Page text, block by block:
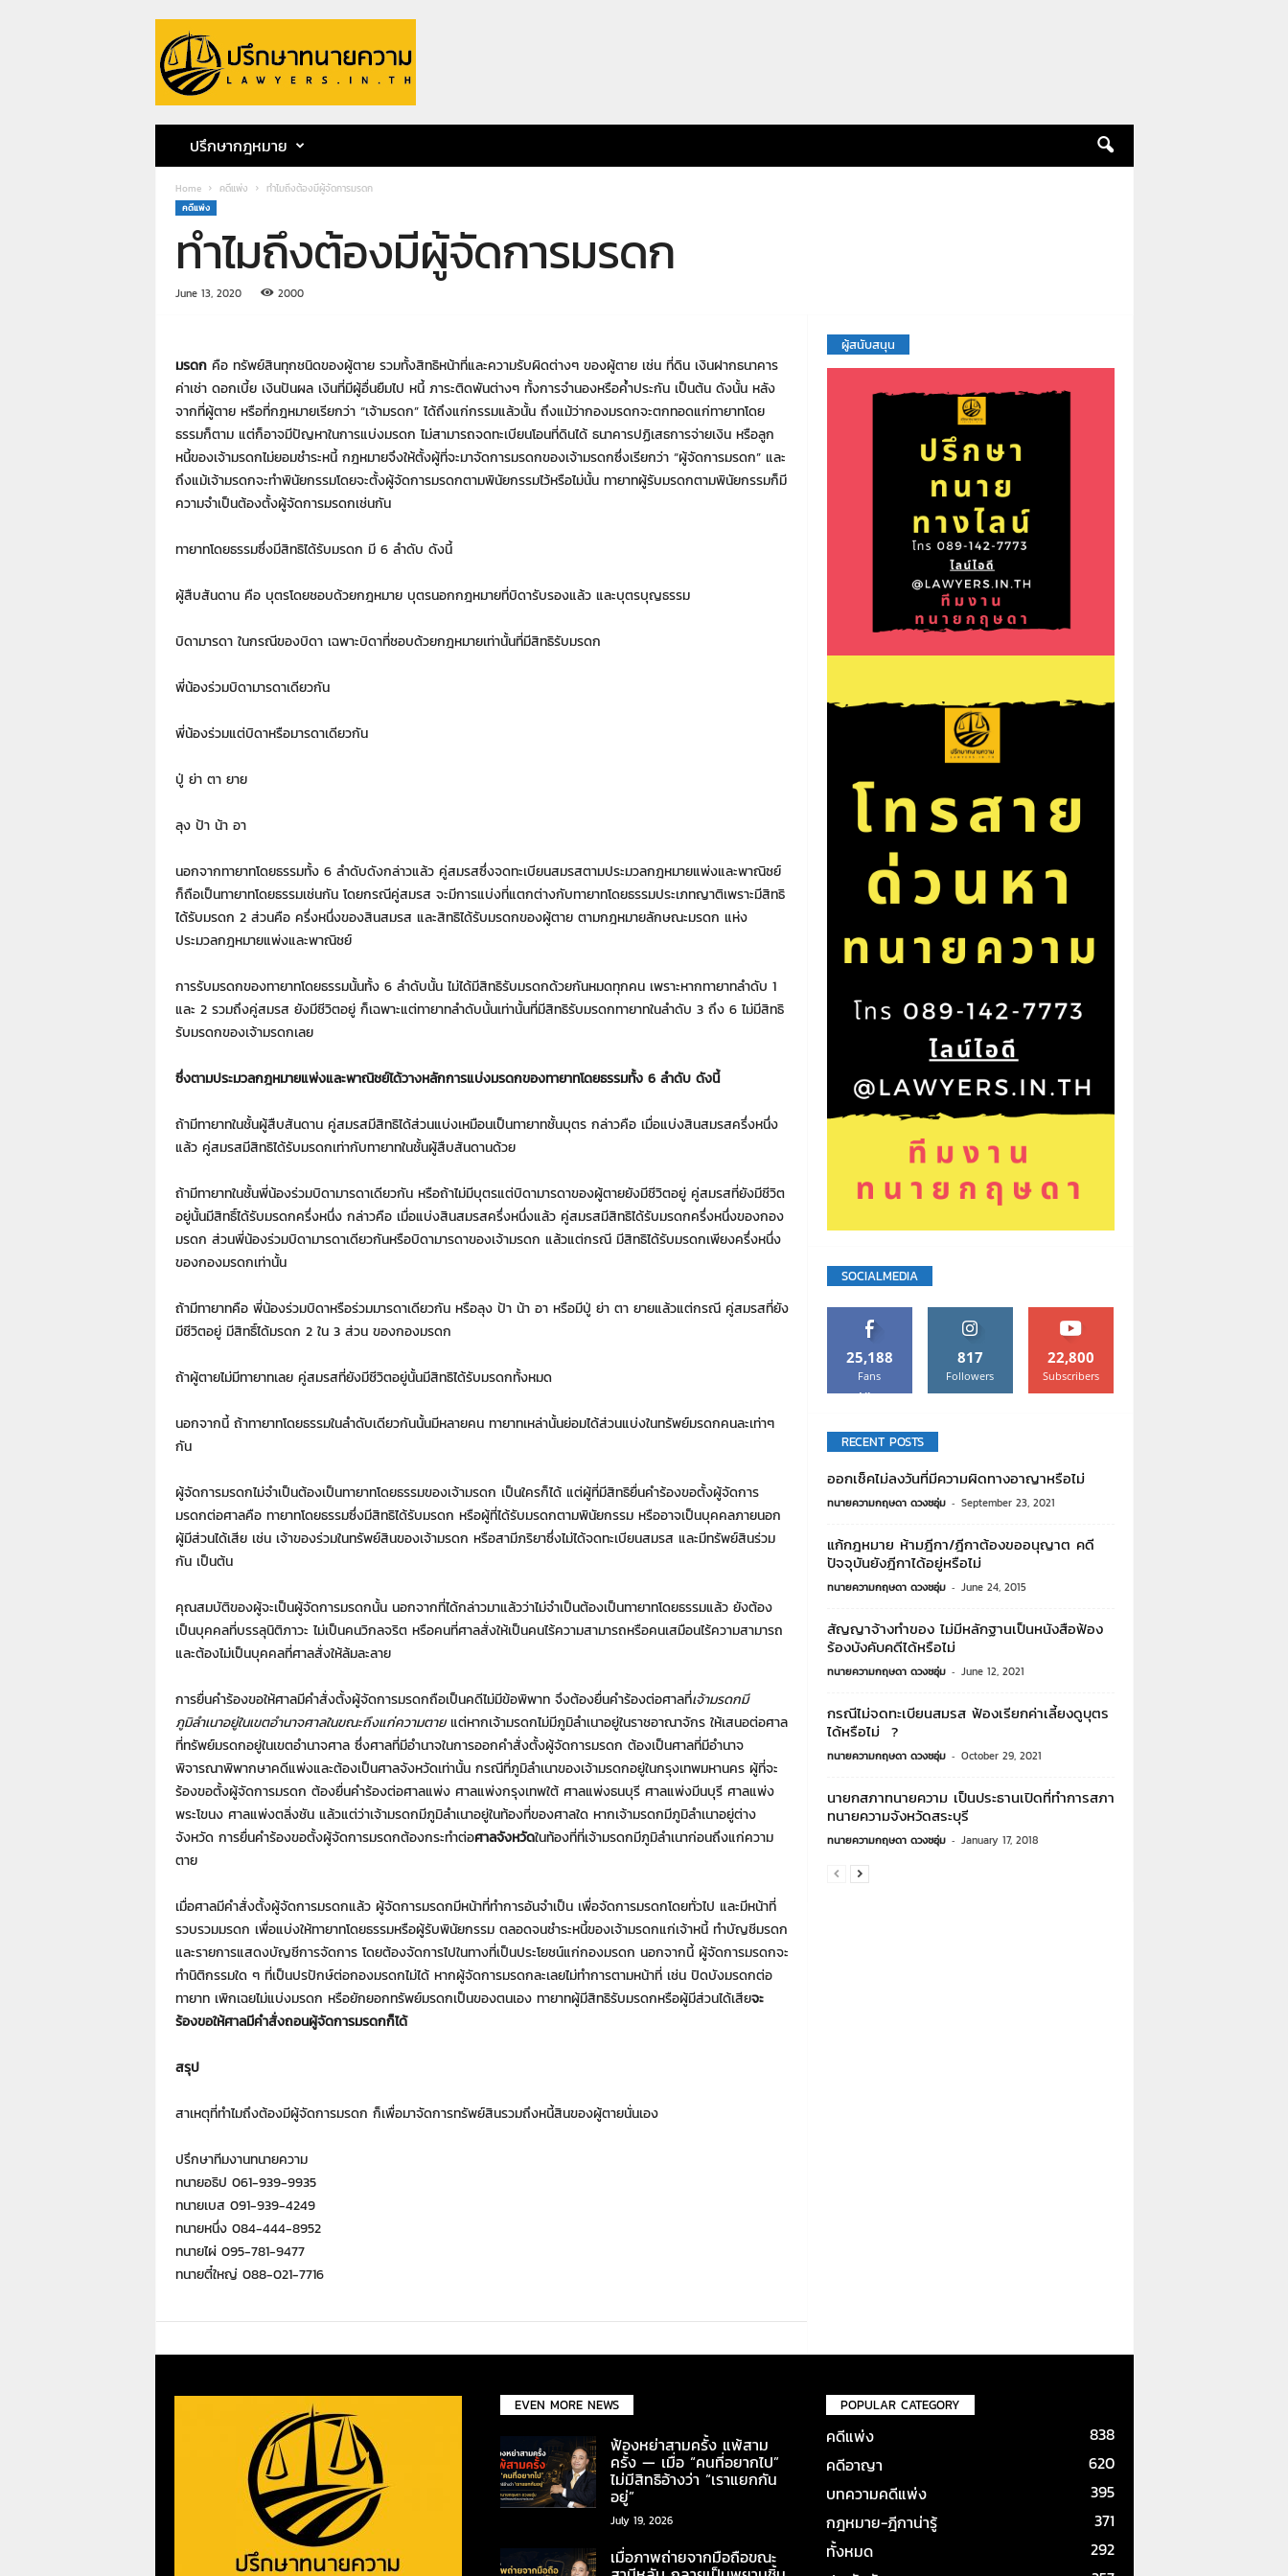
ป
ก
ษ
ปรึกษากฎหมาย
Home คดีแพ่ง ทำไมถึงต้องมีผู้จัดการมรดก
คดีแพ่ง
ทำไมถึงต้องมีผู้จัดการมรดก
June 13, 2020 2000
มรดกคือ ทรัพย์สินทุกชนิดของผู้ตาย รวมทั้งสิทธิหน้าที่และความรับผิดต่างๆ ของผู้ตาย เช่น ที่ดิน เงินฝากธนาคาร
ค่าเช่า ดอกเบี้ย เงินปันผล เงินที่มีผู้อื่นยืมไป หนี้ ภาระติดพันต่างๆ ทั้งการจำนองหรือค้ำประกัน เป็นต้น ดังนั้น หลัง
จากที่ผู้ตาย หรือที่กฎหมายเรียกว่า “เจ้ามรดก” ได้ถึงแก่กรรมแล้วนั้น ถึงแม้ว่ากองมรดกจะตกทอดแก่ทายาทโดย
ธรรมก็ตาม แต่ก็อาจมีปัญหาในการแบ่งมรดก ไม่สามารถจดทะเบียนโอนที่ดินได้ ธนาคารปฏิเสธการจ่ายเงิน หรือลูก
หนี้ของเจ้ามรดกไม่ยอมชำระหนี้ กฎหมายจึงให้ตั้งผู้ที่จะมาจัดการมรดกของเจ้ามรดกซึ่งเรียกว่า “ผู้จัดการมรดก” และ
ถึงแม้เจ้ามรดกจะทำพินัยกรรมโดยจะตั้งผู้จัดการมรดกตามพินัยกรรมไว้หรือไม่นั้น ทายาทผู้รับมรดกตามพินัยกรรมก็มี
ความจำเป็นต้องตั้งผู้จัดการมรดกเช่นกัน
ทายาทโดยธรรมซึ่งมีสิทธิได้รับมรดก มี 6 ลำดับ ดังนี้
ผู้สืบสันดาน คือ บุตรโดยชอบด้วยกฎหมาย บุตรนอกกฎหมายที่บิดารับรองแล้ว และบุตรบุญธรรม
บิดามารดา ในกรณีของบิดา เฉพาะบิดาที่ชอบด้วยกฎหมายเท่านั้นที่มีสิทธิรับมรดก
พี่น้องร่วมบิดามารดาเดียวกัน
พี่น้องร่วมแต่บิดาหรือมารดาเดียวกัน
ปู่ ย่า ตา ยาย
ลุง ป้า น้า อา
นอกจากทายาทโดยธรรมทั้ง 6 ลำดับดังกล่าวแล้ว คู่สมรสซึ่งจดทะเบียนสมรสตามประมวลกฎหมายแพ่งและพาณิชย์
ก็ถือเป็นทายาทโดยธรรมเช่นกัน โดยกรณีคู่สมรส จะมีการแบ่งที่แตกต่างกับทายาทโดยธรรมประเภทญาติเพราะมีสิทธิ
ได้รับมรดก 2 ส่วนคือ ครึ่งหนึ่งของสินสมรส และสิทธิได้รับมรดกของผู้ตาย ตามกฎหมายลักษณะมรดก แห่ง
ประมวลกฎหมายแพ่งและพาณิชย์
การรับมรดกของทายาทโดยธรรมนั้นทั้ง 6 ลำดับนั้น ไม่ได้มีสิทธิรับมรดกด้วยกันหมดทุกคน เพราะหากทายาทลำดับ 1
และ 2 รวมถึงคู่สมรส ยังมีชีวิตอยู่ ก็เฉพาะแต่ทายาทลำดับนั้นเท่านั้นที่มีสิทธิรับมรดกทายาทในลำดับ 3 ถึง 6 ไม่มีสิทธิ
รับมรดกของเจ้ามรดกเลย
ซึ่งตามประมวลกฎหมายแพ่งและพาณิชย์ได้วางหลักการแบ่งมรดกของทายาทโดยธรรมทั้ง 6 ลำดับ ดังนี้
ถ้ามีทายาทในชั้นผู้สืบสันดาน คู่สมรสมีสิทธิได้ส่วนแบ่งเหมือนเป็นทายาทชั้นบุตร กล่าวคือ เมื่อแบ่งสินสมรสครึ่งหนึ่ง
แล้ว คู่สมรสมีสิทธิได้รับมรดกเท่ากับทายาทในชั้นผู้สืบสันดานด้วย
ถ้ามีทายาทในชั้นพี่น้องร่วมบิดามารดาเดียวกัน หรือถ้าไม่มีบุตรแต่บิดามารดาของผู้ตายยังมีชีวิตอยู่ คู่สมรสที่ยังมีชีวิต
อยู่นั้นมีสิทธิ์ได้รับมรดกครึ่งหนึ่ง กล่าวคือ เมื่อแบ่งสินสมรสครึ่งหนึ่งแล้ว คู่สมรสมีสิทธิได้รับมรดกครึ่งหนึ่งของกอง
มรดก ส่วนพี่น้องร่วมบิดามารดาเดียวกันหรือบิดามารดาของเจ้ามรดก แล้วแต่กรณี มีสิทธิได้รับมรดกเพียงครึ่งหนึ่ง
ของกองมรดกเท่านั้น
ถ้ามีทายาทคือ พี่น้องร่วมบิดาหรือร่วมมารดาเดียวกัน หรือลุง ป้า น้า อา หรือมีปู่ ย่า ตา ยายแล้วแต่กรณี คู่สมรสที่ยัง
มีชีวิตอยู่ มีสิทธิ์ได้มรดก 2 ใน 3 ส่วน ของกองมรดก
ถ้าผู้ตายไม่มีทายาทเลย คู่สมรสที่ยังมีชีวิตอยู่นั้นมีสิทธิได้รับมรดกทั้งหมด
นอกจากนี้ ถ้าทายาทโดยธรรมในลำดับเดียวกันนั้นมีหลายคน ทายาทเหล่านั้นย่อมได้ส่วนแบ่งในทรัพย์มรดกคนละเท่าๆ
กัน
ผู้จัดการมรดกไม่จำเป็นต้องเป็นทายาทโดยธรรมของเจ้ามรดก เป็นใครก็ได้ แต่ผู้ที่มีสิทธิยื่นคำร้องขอตั้งผู้จัดการ
มรดกต่อศาลคือ ทายาทโดยธรรมซึ่งมีสิทธิได้รับมรดก หรือผู้ที่ได้รับมรดกตามพินัยกรรม หรืออาจเป็นบุคคลภายนอก
ผู้มีส่วนได้เสีย เช่น เจ้าของร่วมในทรัพย์สินของเจ้ามรดก หรือสามีภริยาซึ่งไม่ได้จดทะเบียนสมรส และมีทรัพย์สินร่วม
กัน เป็นต้น
คุณสมบัติของผู้จะเป็นผู้จัดการมรดกนั้น นอกจากที่ได้กล่าวมาแล้วว่าไม่จำเป็นต้องเป็นทายาทโดยธรรมแล้ว ยังต้อง
เป็นบุคคลที่บรรลุนิติภาวะ ไม่เป็นคนวิกลจริต หรือคนที่ศาลสั่งให้เป็นคนไร้ความสามารถหรือคนเสมือนไร้ความสามารถ
และต้องไม่เป็นบุคคลที่ศาลสั่งให้ล้มละลาย
การยื่นคำร้องขอให้ศาลมีคำสั่งตั้งผู้จัดการมรดกถือเป็นคดีไม่มีข้อพิพาท จึงต้องยื่นคำร้องต่อศาลที่เจ้ามรดกมี
ภูมิลำเนาอยู่ในเขตอำนาจศาลในขณะถึงแก่ความตายแต่หากเจ้ามรดกไม่มีภูมิลำเนาอยู่ในราชอาณาจักร ให้เสนอต่อศาล
ที่ทรัพย์มรดกอยู่ในเขตอำนาจศาล ซึ่งศาลที่มีอำนาจในการออกคำสั่งตั้งผู้จัดการมรดก ต้องเป็นศาลที่มีอำนาจ
พิจารณาพิพากษาคดีแพ่งและต้องเป็นศาลจังหวัดเท่านั้น กรณีที่ภูมิลำเนาของเจ้ามรดกอยู่ในกรุงเทพมหานคร ผู้ที่จะ
ร้องขอตั้งผู้จัดการมรดก ต้องยื่นคำร้องต่อศาลแพ่ง ศาลแพ่งกรุงเทพใต้ ศาลแพ่งธนบุรี ศาลแพ่งมีนบุรี ศาลแพ่ง
พระโขนง ศาลแพ่งตลิ่งชัน แล้วแต่ว่าเจ้ามรดกมีภูมิลำเนาอยู่ในท้องที่ของศาลใด หากเจ้ามรดกมีภูมิลำเนาอยู่ต่าง
จังหวัด การยื่นคำร้องขอตั้งผู้จัดการมรดกต้องกระทำต่อศาลจังหวัดในท้องที่ที่เจ้ามรดกมีภูมิลำเนาก่อนถึงแก่ความ
ตาย
เมื่อศาลมีคำสั่งตั้งผู้จัดการมรดกแล้ว ผู้จัดการมรดกมีหน้าที่ทำการอันจำเป็น เพื่อจัดการมรดกโดยทั่วไป และมีหน้าที่
รวบรวมมรดก เพื่อแบ่งให้ทายาทโดยธรรมหรือผู้รับพินัยกรรม ตลอดจนชำระหนี้ของเจ้ามรดกแก่เจ้าหนี้ ทำบัญชีมรดก
และรายการแสดงบัญชีการจัดการ โดยต้องจัดการไปในทางที่เป็นประโยชน์แก่กองมรดก นอกจากนี้ ผู้จัดการมรดกจะ
ทำนิติกรรมใด ๆ ที่เป็นปรปักษ์ต่อกองมรดกไม่ได้ หากผู้จัดการมรดกละเลยไม่ทำการตามหน้าที่ เช่น ปิดบังมรดกต่อ
ทายาท เพิกเฉยไม่แบ่งมรดก หรือยักยอกทรัพย์มรดกเป็นของตนเอง ทายาทผู้มีสิทธิรับมรดกหรือผู้มีส่วนได้เสียจะ
ร้องขอให้ศาลมีคำสั่งถอนผู้จัดการมรดกก็ได้
สรุป
สาเหตุที่ทำไมถึงต้องมีผู้จัดการมรดก ก็เพื่อมาจัดการทรัพย์สินรวมถึงหนี้สินของผู้ตายนั่นเอง
ปรึกษาทีมงานทนายความ
ทนายอธิป 061-939-9935
ทนายเบส 091-939-4249
ทนายหนึ่ง 084-444-8952
ทนายไผ่ 095-781-9477
ทนายตี๋ใหญ่ 088-021-7716
ผู้สนับสนุน
SOCIALMEDIA
25,188
Fans
Like
817
Followers
22,800
Subscribers
RECENT POSTS
ออกเช็คไม่ลงวันที่มีความผิดทางอาญาหรือไม่
ทนายความกฤษดา ดวงชอุ่ม - September 23, 2021
แก้กฎหมาย ห้ามฎีกา/ฎีกาต้องขออนุญาต คดี
ปัจจุบันยังฎีกาได้อยู่หรือไม่
ทนายความกฤษดา ดวงชอุ่ม - June 24, 2015
สัญญาจ้างทำของ ไม่มีหลักฐานเป็นหนังสือฟ้อง
ร้องบังคับคดีได้หรือไม่
ทนายความกฤษดา ดวงชอุ่ม - June 12, 2021
กรณีไม่จดทะเบียนสมรส ฟ้องเรียกค่าเลี้ยงดูบุตร
ได้หรือไม่ ?
ทนายความกฤษดา ดวงชอุ่ม - October 29, 2021
นายกสภาทนายความ เป็นประธานเปิดที่ทำการสภา
ทนายความจังหวัดสระบุรี
ทนายความกฤษดา ดวงชอุ่ม - January 17, 2018
EVEN MORE NEWS
ฟ้องหย่าสามครั้ง แพ้สาม
ครั้ง — เมื่อ “คนที่อยากไป”
ไม่มีสิทธิอ้างว่า “เราแยกกัน
อยู่”
July 19, 2026
เมื่อภาพถ่ายจากมือถือขณะ
POPULAR CATEGORY
คดีแพ่ง
838
คดีอาญา
620
บทความคดีแพ่ง
395
กฎหมาย-ฎีกาน่ารู้
371
ทั้งหมด
292